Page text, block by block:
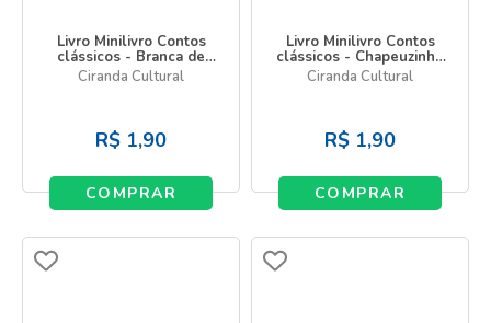
Livro Minilivro Contos
clássicos - Branca de
neve
Ciranda Cultural
R$ 1,90
COMPRAR
Livro Minilivro Contos
clássicos - Chapeuzinho
vermelho
Ciranda Cultural
R$ 1,90
COMPRAR